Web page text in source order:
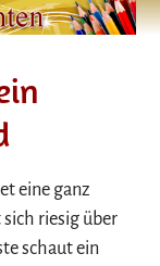
eine ganz
riesig über
schaut ein